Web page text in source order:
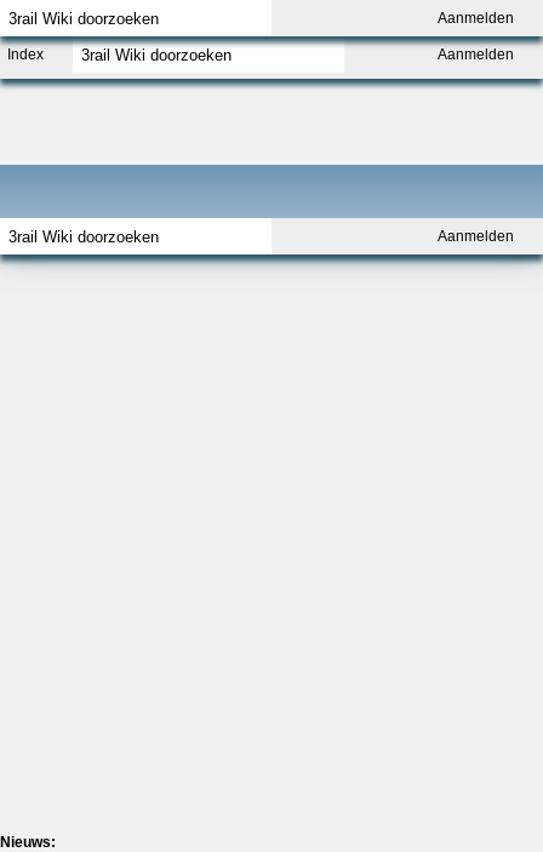
Aanmelden
Aanmelden
Index Aanmelden
Nieuws: